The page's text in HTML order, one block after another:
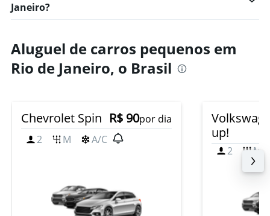
Janeiro?
Aluguel de carros pequenos em
Rio de Janeiro, o Brasil
Chevrolet Spin R$ 90por dia
2
M A/C
up!
2 M